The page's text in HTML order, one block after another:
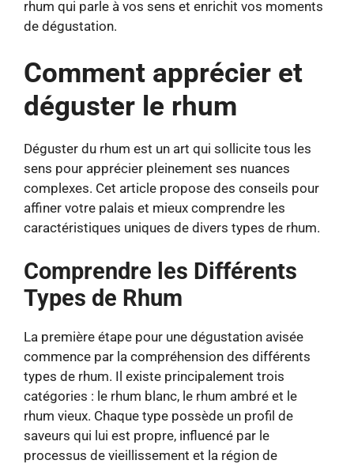
rhum qui parle à vos sens et enrichit vos moments
de dégustation.
Comment apprécier et
déguster le rhum
Déguster du rhum est un art qui sollicite tous les
sens pour apprécier pleinement ses nuances
complexes. Cet article propose des conseils pour
affiner votre palais et mieux comprendre les
caractéristiques uniques de divers types de rhum.
Comprendre les Différents
Types de Rhum
La première étape pour une dégustation avisée
commence par la compréhension des différents
types de rhum. Il existe principalement trois
catégories : le rhum blanc, le rhum ambré et le
rhum vieux. Chaque type possède un profil de
saveurs qui lui est propre, influencé par le
processus de vieillissement et la région de